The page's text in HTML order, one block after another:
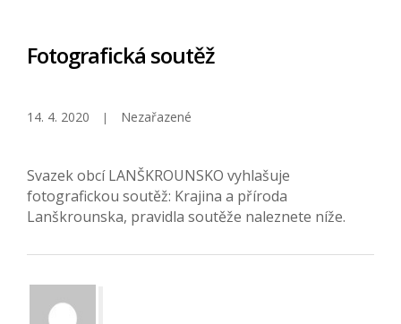
Fotografická soutěž
14. 4. 2020 Nezařazené
Svazek obcí LANŠKROUNSKO vyhlašuje
fotografickou soutěž: Krajina a příroda
Lanškrounska, pravidla soutěže naleznete níže.